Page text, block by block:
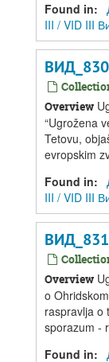
Found in:
III / VID III
Overview
“Ugrožena
Tetovu,
evropskim
Found in:
III / VID III
Overview
o
raspravlja o
sporazum -
Found in: